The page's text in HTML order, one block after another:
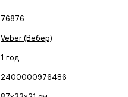
76876
Veber (Вебер)
1 год
2400000976486